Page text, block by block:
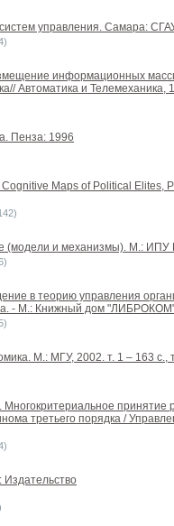
управления. Самара:
информационных
Автоматика и
Пенза: 1996
Maps of Political Elites,
(модели и механизмы). М.: ИПУ
в теорию управления
- М.: Книжный дом
М.: МГУ, 2002. т. 1 – 163 с.,
принятие
третьего порядка /